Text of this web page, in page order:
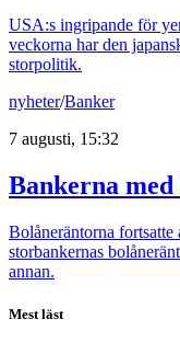
USA:s ingripande för
veckorna har den
storpolitik.
nyheter/Banker
7 augusti, 15:32
Bankerna
Bolåneräntorna
storbankernas
annan.
Mest läst